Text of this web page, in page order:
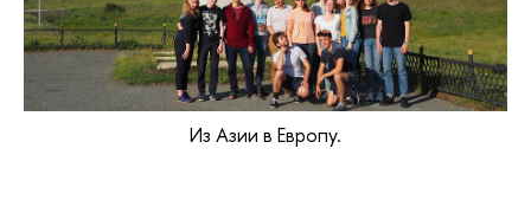
Из Азии в Европу.